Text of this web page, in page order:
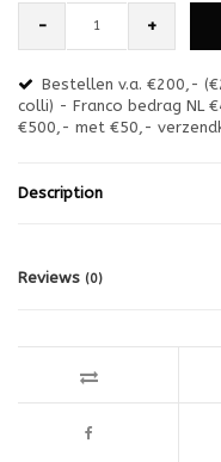
- +
Bestellen v.a. €200,-
colli) - Franco bedrag NL
€500,- met €50,-
Description
Reviews (0)